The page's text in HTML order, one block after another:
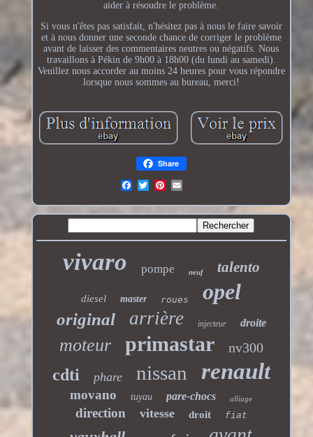
aider à résoudre le problème.
Si vous n'êtes pas satisfait, n'hésitez pas à nous le faire savoir
et à nous donner une seconde chance de corriger le problème
avant de laisser des commentaires neutres ou négatifs. Nous
travaillons à Pékin de 9h00 à 18h00 (du lundi au samedi).
Veuillez nous accorder au moins 24 heures pour vous répondre
lorsque nous sommes au bureau, merci!
Share
vivaro pompe neuf talento
diesel master roues opel
original arrière injecteur droite
moteur primastar nv300
cdti phare nissan renault
movano tuyau pare-chocs alliage
direction vitesse droit fiat